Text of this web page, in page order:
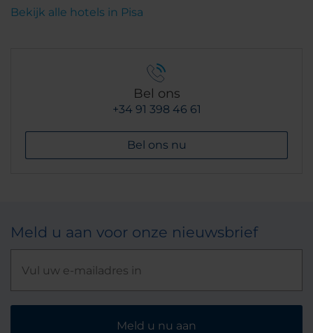
Bekijk alle hotels in Pisa
Bel ons
+34 91 398 46 61
Bel ons nu
Meld u aan voor onze nieuwsbrief
Meld u nu aan